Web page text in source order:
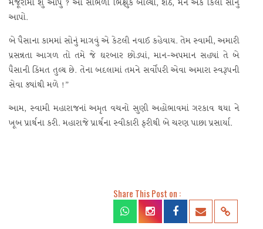
મજૂરીમાં શું આપું ? આ સાંભળી ભિક્ષુક બોલ્યો, શેઠ, મને એક કિલો સોનું
આપો.
બે પૈસાના કામમાં સોનું માગવું એ કેટલી નવાઈ કહેવાય. તેમ સ્વામી, અમારી
પ્રસન્નતા આગળ તો તમે જે ઘરબાર છોડ્યાં, માન-અપમાન સહ્યાં તે બે
પૈસાની કિંમત તુલ્ય છે. તેના બદલામાં તમને સર્વોપરી એવા અમારા સ્વરૂપની
સેવા ક્યાંથી મળે !”
આમ, સ્વામી મહારાજનાં અમૃત વચનો સુણી અહોભાવમાં ગરકાવ થયા ને
ખૂબ પ્રાર્થના કરી. મહારાજે પ્રાર્થના સ્વીકારી ફરીથી બે ચરણ પાછા પ્રસાર્યા.
Share This Post on :